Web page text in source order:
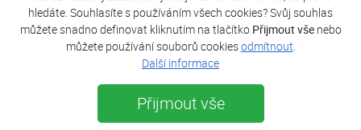
hledáte. Souhlasíte s používáním všech cookies? Svůj souhlas
můžete snadno definovat kliknutím na tlačítko Přijmout všenebo
můžete používání souborů cookiesodmítnout.
Další informace
Přijmout vše
tepelné čerpadlo FUJI Kaiteki 14T
vzduch